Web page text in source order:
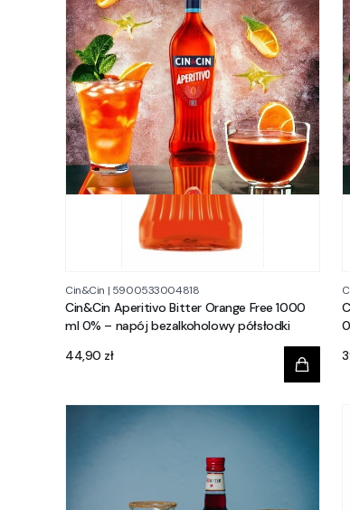
Cin&Cin | 5900533004818
Cin&Cin Aperitivo Bitter Orange Free 1000
ml 0% – napój bezalkoholowy półsłodki
Cena
44,90 zł